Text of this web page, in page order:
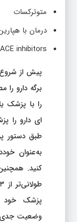
متوترکسات
درمان با
ACE inhibitors
پیش از شروع
برگه دارو را
را با پزشک
ای دارو را
طبق دستور
کنید.
پزشک خود
وضعیت